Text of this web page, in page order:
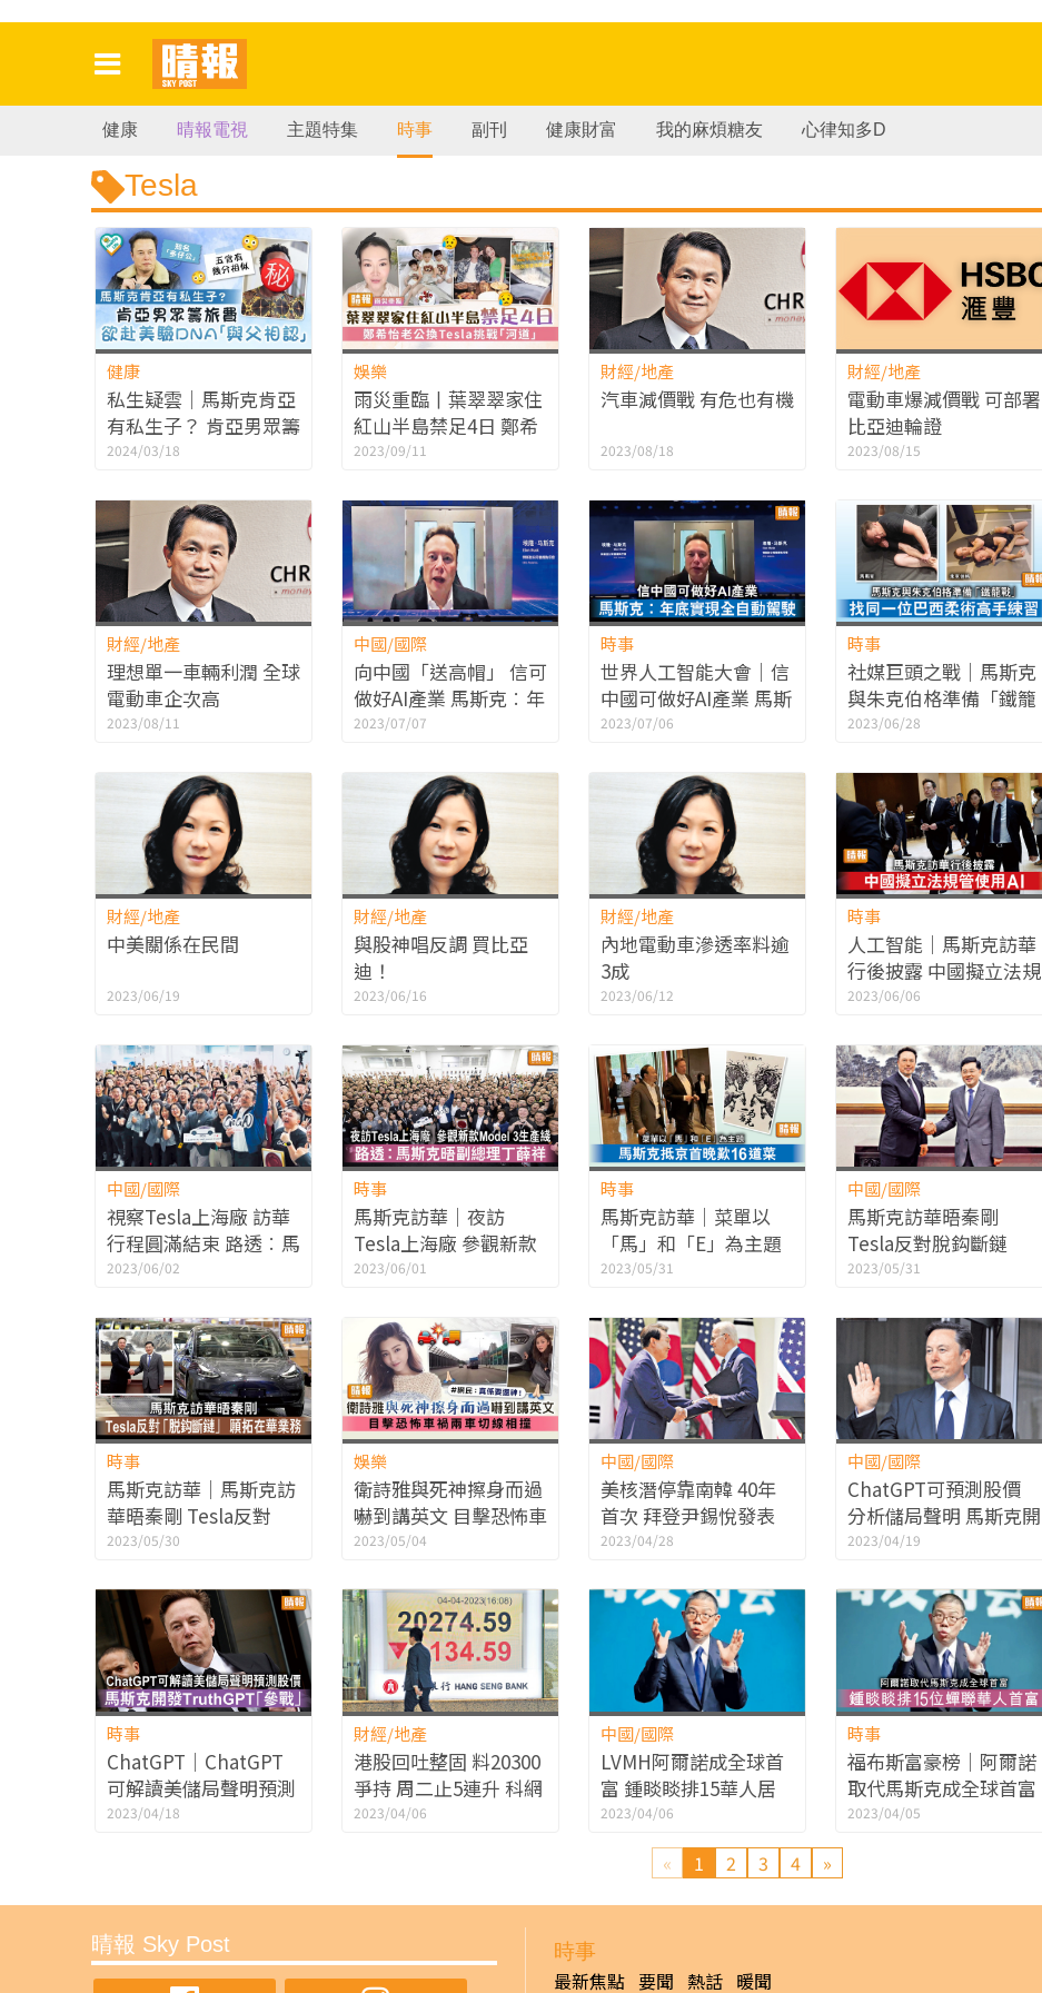
健康 晴報電視 主題特集 時事 副刊 健康財富 我的麻煩糖友 心律知多D
Tesla
健康
私生疑雲｜馬斯克肯亞
有私生子？ 肯亞男眾籌
旅費 欲赴美驗
2024/03/18
娛樂
雨災重臨丨葉翠翠家住
紅山半島禁足4日 鄭希
怡老公換Tesla挑戰
2023/09/11
財經/地產
汽車減價戰 有危也有機
2023/08/18
財經/地產
電動車爆減價戰 可部署
比亞迪輪證
2023/08/15
財經/地產
理想單一車輛利潤 全球
電動車企次高
2023/08/11
中國/國際
向中國「送高帽」 信可
做好AI產業 馬斯克︰年
底實現全自動駕駛
2023/07/07
時事
世界人工智能大會｜信
中國可做好AI產業 馬斯
克︰年底實現全自動駕
2023/07/06
時事
社媒巨頭之戰｜馬斯克
與朱克伯格準備「鐵籠
戰」 找同一位巴西柔術
2023/06/28
財經/地產
中美關係在民間
2023/06/19
財經/地產
與股神唱反調 買比亞
迪！
2023/06/16
財經/地產
內地電動車滲透率料逾
3成
2023/06/12
時事
人工智能｜馬斯克訪華
行後披露 中國擬立法規
管使用AI
2023/06/06
中國/國際
視察Tesla上海廠 訪華
行程圓滿結束 路透︰馬
斯克晤副總理丁薛祥
2023/06/02
時事
馬斯克訪華｜夜訪
Tesla上海廠 參觀新款
Model 3生產綫 路透︰
2023/06/01
時事
馬斯克訪華｜菜單以
「馬」和「E」為主題
馬斯克抵京首晚歎16道
2023/05/31
中國/國際
馬斯克訪華晤秦剛
Tesla反對脫鈎斷鏈
2023/05/31
時事
馬斯克訪華｜馬斯克訪
華晤秦剛 Tesla反對
「脫鈎斷鏈」 願拓在華
2023/05/30
娛樂
衛詩雅與死神擦身而過
嚇到講英文 目擊恐怖車
禍兩車切線相撞
2023/05/04
中國/國際
美核潛停靠南韓 40年
首次 拜登尹錫悅發表
《華盛頓宣言》
2023/04/28
中國/國際
ChatGPT可預測股價
分析儲局聲明 馬斯克開
發TruthGPT「參戰」
2023/04/19
時事
ChatGPT｜ChatGPT
可解讀美儲局聲明預測
股價 馬斯克開發
2023/04/18
財經/地產
港股回吐整固 料20300
爭持 周二止5連升 科網
沽壓重
2023/04/06
中國/國際
LVMH阿爾諾成全球首
富 鍾睒睒排15華人居
首
2023/04/06
時事
福布斯富豪榜｜阿爾諾
取代馬斯克成全球首富
鍾睒睒排15位蟬聯華人
2023/04/05
« 1 2 3 4 »
晴報 Sky Post 時事
最新焦點 要聞 熱話 暖聞